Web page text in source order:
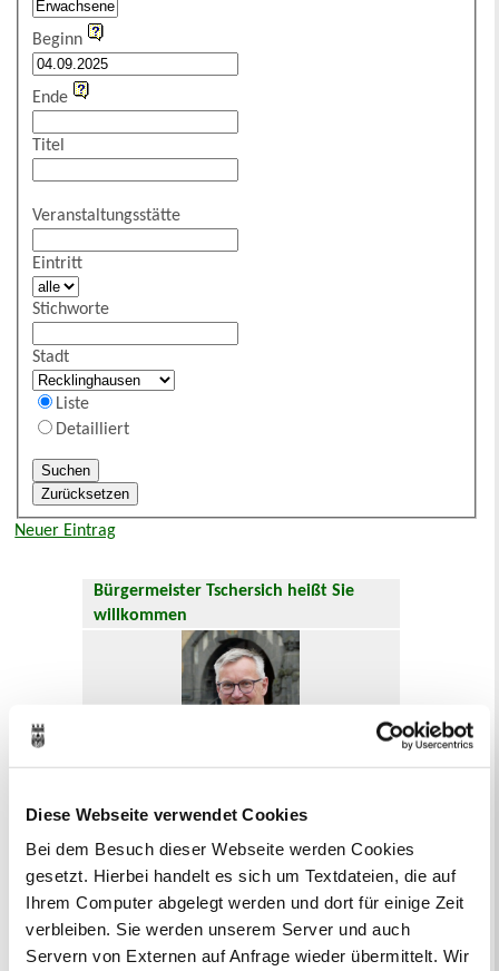
Diese Webseite verwendet Cookies
Bei dem Besuch dieser Webseite werden Cookies
gesetzt. Hierbei handelt es sich um Textdateien, die auf
Ihrem Computer abgelegt werden und dort für einige Zeit
verbleiben. Sie werden unserem Server und auch
Servern von Externen auf Anfrage wieder übermittelt. Wir
Beginn
Ende
Titel
Veranstaltungsstätte
Eintritt
Stichworte
Stadt
Liste
Detailliert
Neuer Eintrag
Bürgermeister Tschersich heißt Sie
willkommen
Hier geht es zumWillkommensgruß .
Oft gesucht
Abfallkalender Anmeldung
Ausländer und Integrationsarbeit